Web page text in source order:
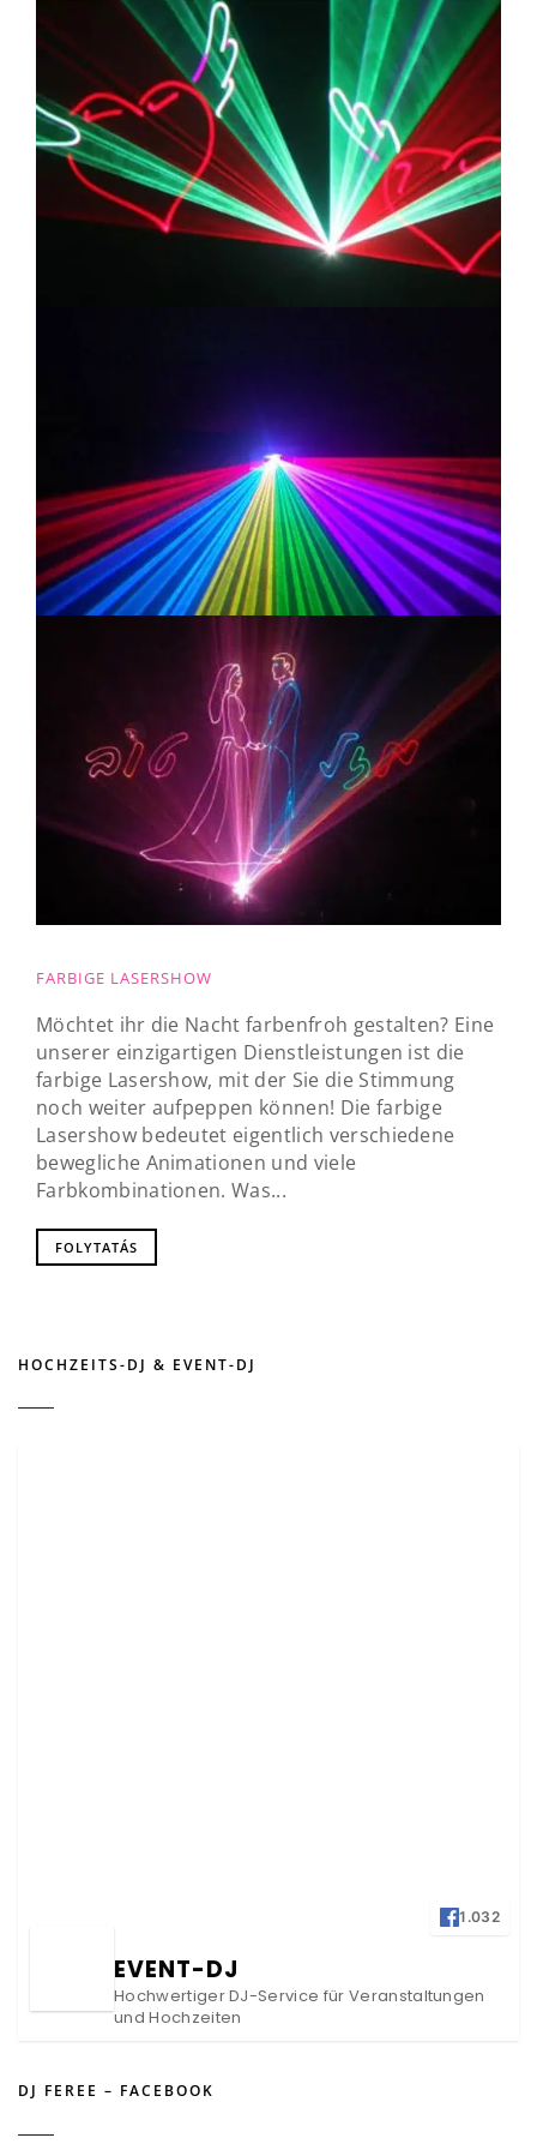
FARBIGE LASERSHOW
Möchtet ihr die Nacht farbenfroh gestalten? Eine
unserer einzigartigen Dienstleistungen ist die
farbige Lasershow, mit der Sie die Stimmung
noch weiter aufpeppen können! Die farbige
Lasershow bedeutet eigentlich verschiedene
bewegliche Animationen und viele
Farbkombinationen. Was...
FOLYTATÁS
HOCHZEITS-DJ & EVENT-DJ
1.032
EVENT-DJ
Hochwertiger DJ-Service für Veranstaltungen
und Hochzeiten
DJ FEREE – FACEBOOK